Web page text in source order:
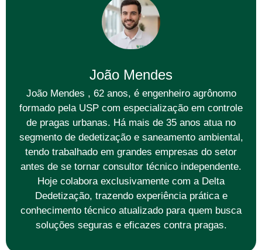
João Mendes
João Mendes , 62 anos, é engenheiro agrônomo
formado pela USP com especialização em controle
de pragas urbanas. Há mais de 35 anos atua no
segmento de dedetização e saneamento ambiental,
tendo trabalhado em grandes empresas do setor
antes de se tornar consultor técnico independente.
Hoje colabora exclusivamente com a Delta
Dedetização, trazendo experiência prática e
conhecimento técnico atualizado para quem busca
soluções seguras e eficazes contra pragas.